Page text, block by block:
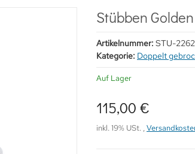
Stübben
Artikelnummer: STU-2262
Kategorie: Doppelt
Auf Lager
115,00 €
inkl. 19% USt. ,